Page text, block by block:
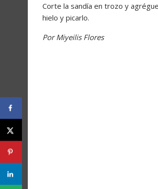
Corte la sandía en trozo y
hielo y picarlo.
Por Miyeilis Flores